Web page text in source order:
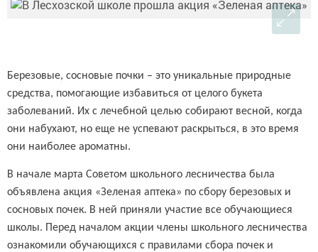
Березовые, сосновые почки – это уникальные природные
средства, помогающие избавиться от целого букета
заболеваний. Их с лечебной целью собирают весной, когда
они набухают, но еще не успевают раскрыться, в это время
они наиболее ароматны.
В начале марта Советом школьного лесничества была
объявлена акция «Зеленая аптека» по сбору березовых и
сосновых почек. В ней приняли участие все обучающиеся
школы. Перед началом акции члены школьного лесничества
ознакомили обучающихся с правилами сбора почек и